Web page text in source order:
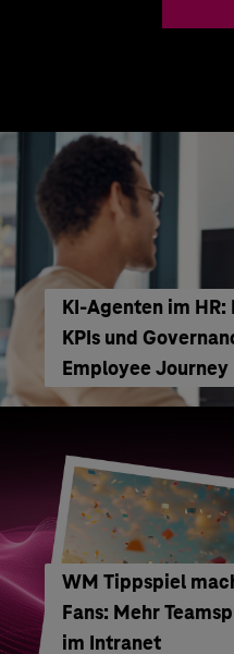
KI‑Agenten im HR:
KPIs und
Employee Journey
WM Tippspiel
Fans: Mehr
im Intranet